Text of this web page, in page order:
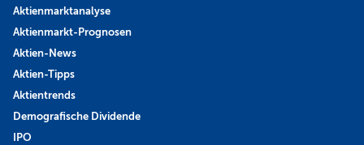
Aktienmarktanalyse
Aktienmarkt-Prognosen
Aktien-News
Aktien-Tipps
Aktientrends
Demografische Dividende
IPO